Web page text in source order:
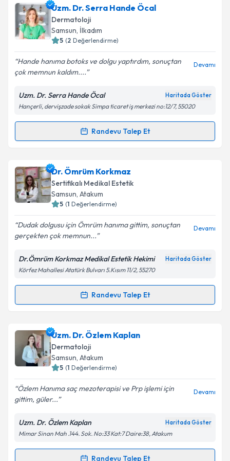
Takvim Talebini Gönder
Uzm. Dr. Burak Ekinciiçin randevu takvimi talebi
oluşturun. Size bu uzmandan randevu almanız için bir
takvim hazırlandığında e-posta ile bilgilendireceğiz.
Kişisel verilerimin işlenmesine ilişkin
Aydınlatma
Metni'ni okudum ve kişisel verilerimin belirtilen
kapsamda işlenmesini kabul ediyorum.
Uzm. Dr. Serra Hande Öcal
Dermatoloji
Samsun, İlkadım
5 (2 Değerlendirme)
Hande hanıma botoks ve dolgu yaptırdım, sonuçtan
çok memnun kaldım....
Devamı
Uzm. Dr. Serra Hande Öcal Haritada Göster
Hançerli, dervişzade sokak Simpa ticaret iş merkezi no:12/7, 55020
Randevu Talep Et
Randevu Takvimi Talebi
Uzm. Dr. Serra Hande Öcal
talebi oluşturun. Size bu uzmandan randevu almanız
için bir takvim hazırlandığında e-posta ile
bilgilendireceğiz.
E-posta Adresiniz
Kişisel verilerimin işlenmesine ilişkin
Metni'ni okudum ve kişisel verilerimin belirtilen
kapsamda işlenmesini kabul ediyorum.
Dr. Ömrüm Korkmaz
Sertifikalı Medikal Estetik
Samsun, Atakum
5 (1 Değerlendirme)
Dudak dolgusu için Ömrüm hanıma gittim, sonuçtan
gerçekten çok memnun...
Devamı
Dr.Ömrüm Korkmaz Medikal Estetik Hekimi Haritada Göster
Körfez Mahallesi Atatürk Bulvarı 5.Kısım 11/2, 55270
Randevu Talep Et
Randevu Takvimi Talebi
Dr. Ömrüm Korkmaziçin randevu takvimi talebi
oluşturun. Size bu uzmandan randevu almanız için bir
takvim hazırlandığında e-posta ile bilgilendireceğiz.
Kişisel verilerimin işlenmesine ilişkin
Aydınlatma
Metni'ni okudum ve kişisel verilerimin belirtilen
kapsamda işlenmesini kabul ediyorum.
Uzm. Dr. Özlem Kaplan
Dermatoloji
Samsun, Atakum
5 (1 Değerlendirme)
Özlem Hanıma saç mezoterapisi ve Prp işlemi için
gittim, güler...
Devamı
Uzm. Dr. Özlem Kaplan Haritada Göster
Mimar Sinan Mah .144. Sok. No:33 Kat:7 Daire:38, Atakum
Randevu Talep Et